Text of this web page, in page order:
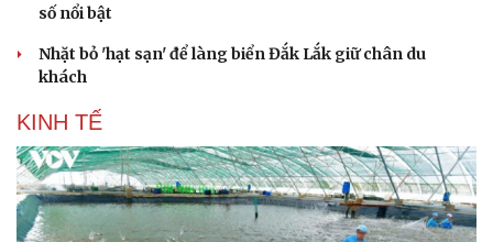
số nổi bật
Nhặt bỏ 'hạt sạn' để làng biển Đắk Lắk giữ chân du
khách
KINH TẾ